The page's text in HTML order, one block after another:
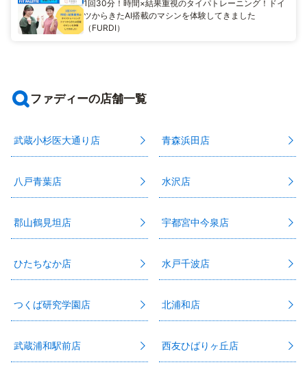
1回30分！時間×結果重視のタイパトレーニング！ドイ
ツからきたAI搭載のマシンを体験してきました
（FURDI）
ファディーの店舗一覧
武蔵小杉医大通り店 青森浜田店
八戸青葉店 水沢店
郡山鶴見坦店 宇都宮中今泉店
ひたちなか店 水戸千波店
つくば研究学園店 北浦和店
武蔵浦和駅前店 西友ひばりヶ丘店